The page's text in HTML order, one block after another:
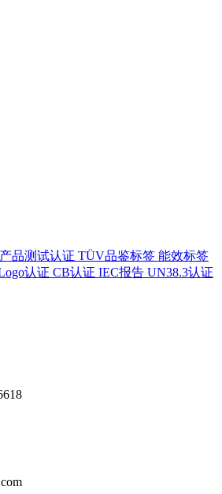
品测试认证 TÜV品鉴标签 能效标签
认证 CB认证 IEC报告 UN38.3认证